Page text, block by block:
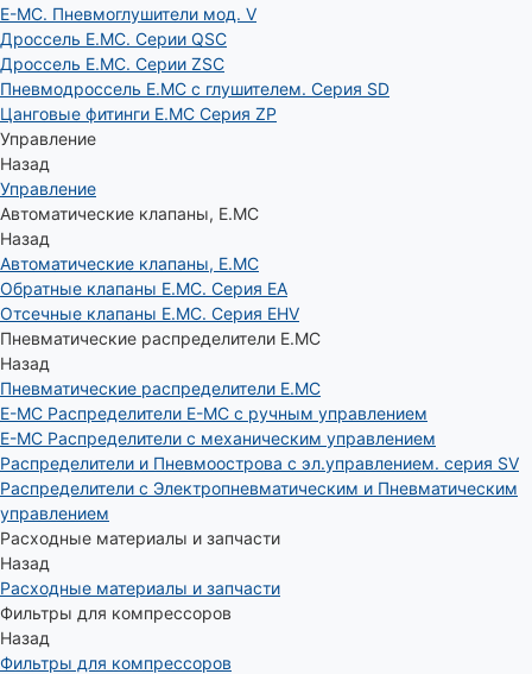
E-MC. Пневмоглушители мод. V
Дроссель E.MC. Серии QSC
Дроссель E.MC. Серии ZSC
Пневмодроссель E.MC с глушителем. Серия SD
Цанговые фитинги E.MC Серия ZP
Управление
Назад
Управление
Автоматические клапаны, Е.МС
Назад
Автоматические клапаны, Е.МС
Обратные клапаны E.MC. Серия EA
Отсечные клапаны E.MC. Серия EHV
Пневматические распределители E.MC
Назад
Пневматические распределители E.MC
E-MC Распределители E-MC с ручным управлением
E-MC Распределители с механическим управлением
Распределители и Пневмоострова с эл.управлением. серия SV
Распределители с Электропневматическим и Пневматическим
управлением
Расходные материалы и запчасти
Назад
Расходные материалы и запчасти
Фильтры для компрессоров
Назад
Фильтры для компрессоров